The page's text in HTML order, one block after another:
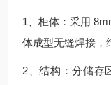
1、柜体：采用
体成型无缝焊接，
2、结构：分储存